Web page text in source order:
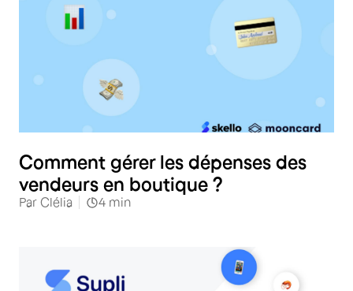
Comment gérer les dépenses des
vendeurs en boutique ?
Par Clélia 4 min